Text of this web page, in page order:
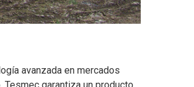
avanzada en mercados